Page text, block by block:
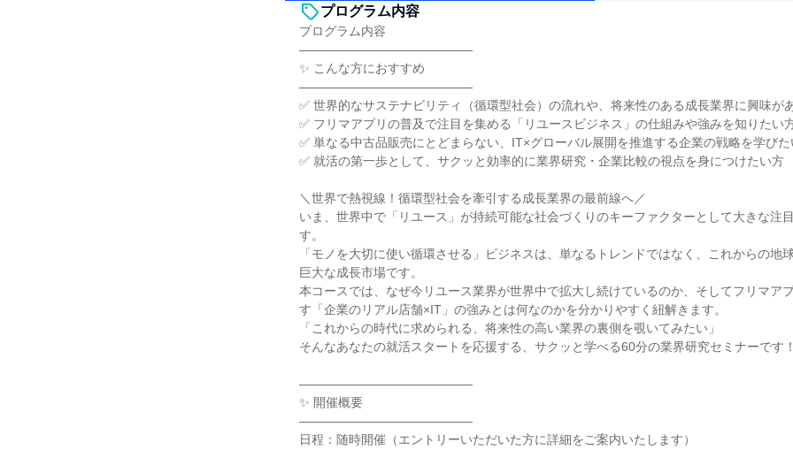
プログラム内容
プログラム内容
――――――――――――――
✨ こんな方におすすめ
――――――――――――――
✅ 世界的なサステナビリティ（循環型社会）の流れや、将来性のある成長業界に興味が
✅ フリマアプリの普及で注目を集める「リユースビジネス」の仕組みや強みを知りたい
✅ 単なる中古品販売にとどまらない、IT×グローバル展開を推進する企業の戦略を学びた
✅ 就活の第一歩として、サクッと効率的に業界研究・企業比較の視点を身につけたい方
＼世界で熱視線！循環型社会を牽引する成長業界の最前線へ／
いま、世界中で「リユース」が持続可能な社会づくりのキーファクターとして大きな注
す。
「モノを大切に使い循環させる」ビジネスは、単なるトレンドではなく、これからの地
巨大な成長市場です。
本コースでは、なぜ今リユース業界が世界中で拡大し続けているのか、そしてフリマア
す「企業のリアル店舗×IT」の強みとは何なのかを分かりやすく紐解きます。
「これからの時代に求められる、将来性の高い業界の裏側を覗いてみたい」
そんなあなたの就活スタートを応援する、サクッと学べる60分の業界研究セミナーです！
――――――――――――――
✨ 開催概要
――――――――――――――
日程：随時開催（エントリーいただいた方に詳細をご案内いたします）